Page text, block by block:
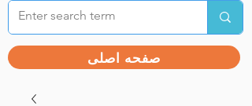
صفحه اصلی